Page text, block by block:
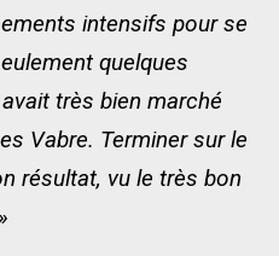
intensifs pour se
quelques
très bien marché
Vabre. Terminer sur le
résultat, vu le très bon